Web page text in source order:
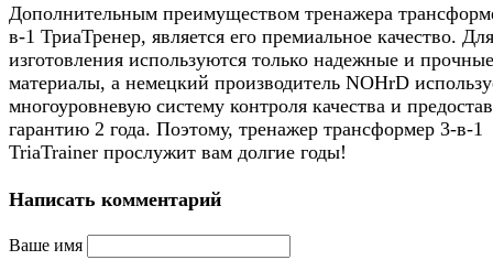
Дополнительным преимуществом тренажера
в-1 ТриаТренер, является его премиальное качество. Для
изготовления используются только надежные и прочные
материалы, а немецкий производитель NOHrD
многоуровневую систему контроля качества и
гарантию 2 года. Поэтому, тренажер трансформер 3-в-1
TriaTrainer прослужит вам долгие годы!
Написать комментарий
Ваше имя